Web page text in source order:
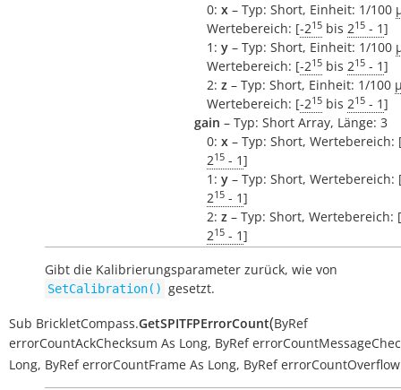
0: x – Typ: Short, Einheit: 1/100
Wertebereich: [-215 bis 215 - 1]
1: y – Typ: Short, Einheit: 1/100
Wertebereich: [-215 bis 215 - 1]
2: z – Typ: Short, Einheit: 1/100
Wertebereich: [-215 bis 215 - 1]
gain – Typ: Short Array, Länge: 3
0: x – Typ: Short, Wertebereich:
215 - 1]
1: y – Typ: Short, Wertebereich:
215 - 1]
2: z – Typ: Short, Wertebereich: [
215 - 1]
Gibt die Kalibrierungsparameter zurück, wie von
SetCalibration() gesetzt.
Sub BrickletCompass.GetSPITFPErrorCount(ByRef
errorCountAckChecksum As Long, ByRef
Long, ByRef errorCountFrame As Long, ByRef errorCountOverflow